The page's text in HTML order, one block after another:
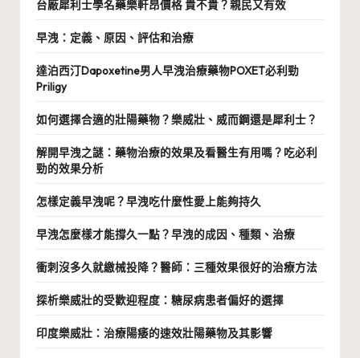
台廠犀利士學名藥樂軒昂價格 貴不貴？親民又有效
早洩：定義、原因、評估和治療
達泊西汀Dapoxetine男人早洩治療藥物POXET必利勁
Priligy
如何選擇合適的壯陽藥物？樂威壯、威而鋼還是犀利士？
解開早洩之謎：藥物治療的效果及看醫生有用嗎？吃必利
勁的效果分析
怎樣定義早洩呢？早洩吃什麼性愛上能夠持久
早洩怎麼樣才能撐久一點？早洩的成因、種類、治療
衝刺沒多久就繳械投降？醫師：三種效果很好的治療方法
探析樂威壯的受歡迎程度：糖尿病患者偏好的選擇
印度樂威壯：治療陽痿的速效壯陽藥物及其影響